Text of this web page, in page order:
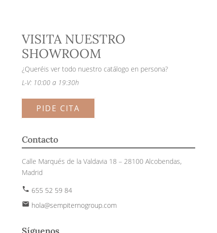
VISITA NUESTRO
SHOWROOM
¿Queréis ver todo nuestro catálogo en persona?
L-V: 10:00 a 19:30h
PIDE CITA
Contacto
Calle Marqués de la Valdavia 18 – 28100 Alcobendas,
Madrid
phone 655 52 59 84
email hola@sempiternogroup.com